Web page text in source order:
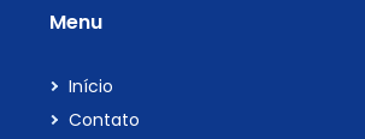
Menu
Início
Contato